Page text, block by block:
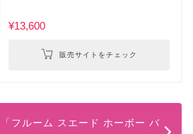
¥13,600
販売サイトをチェック
フルーム スエード ホーボー バ